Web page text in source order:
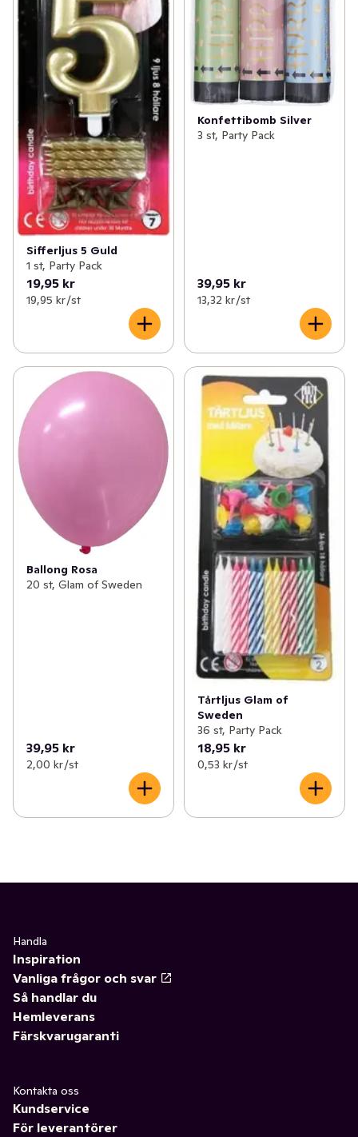
Sifferljus 5 Guld
1 st, Party Pack
19,95 kr
19,95 kr /st
Konfettibomb Silver
3 st, Party Pack
39,95 kr
13,32 kr /st
Ballong Rosa
20 st, Glam of Sweden
39,95 kr
2,00 kr /st
Tårtljus Glam of
Sweden
36 st, Party Pack
18,95 kr
0,53 kr /st
Handla
Inspiration
Vanliga frågor och svar
Så handlar du
Hemleverans
Färskvarugaranti
Kontakta oss
Kundservice
För leverantörer